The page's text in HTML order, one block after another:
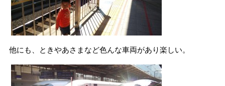
他にも、ときやあさまなど色んな車両があり楽しい。